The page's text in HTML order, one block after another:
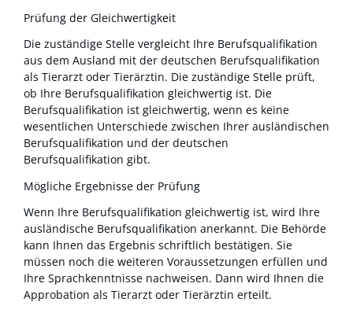
Prüfung der Gleichwertigkeit
Die zuständige Stelle vergleicht Ihre Berufsqualifikation
aus dem Ausland mit der deutschen Berufsqualifikation
als Tierarzt oder Tierärztin. Die zuständige Stelle prüft,
ob Ihre Berufsqualifikation gleichwertig ist. Die
Berufsqualifikation ist gleichwertig, wenn es keine
wesentlichen Unterschiede zwischen Ihrer ausländischen
Berufsqualifikation und der deutschen
Berufsqualifikation gibt.
Mögliche Ergebnisse der Prüfung
Wenn Ihre Berufsqualifikation gleichwertig ist, wird Ihre
ausländische Berufsqualifikation anerkannt. Die Behörde
kann Ihnen das Ergebnis schriftlich bestätigen. Sie
müssen noch die weiteren Voraussetzungen erfüllen und
Ihre Sprachkenntnisse nachweisen. Dann wird Ihnen die
Approbation als Tierarzt oder Tierärztin erteilt.